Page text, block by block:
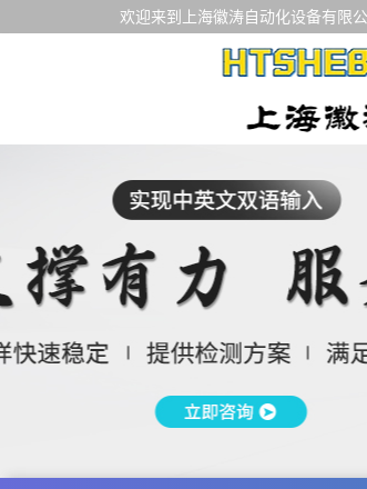
欢迎来到上海徽涛自动化设备有限